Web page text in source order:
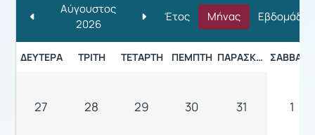
Αύγουστος
2026
Έτος Μήνας Εβδομάδα
ΔΕΥΤΈΡΑ ΤΡΊΤΗ ΤΕΤΆΡΤΗ ΠΈΜΠΤΗ ΠΑΡΑΣΚΕΥΉ ΣΆΒΒΑΤΟ
27 28 29 30 31 1